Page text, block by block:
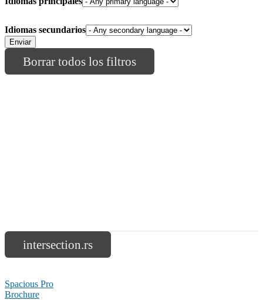
Idiomas secundarios
Borrar todos los filtros
intersection.rs
Spacious Pro
Brochure